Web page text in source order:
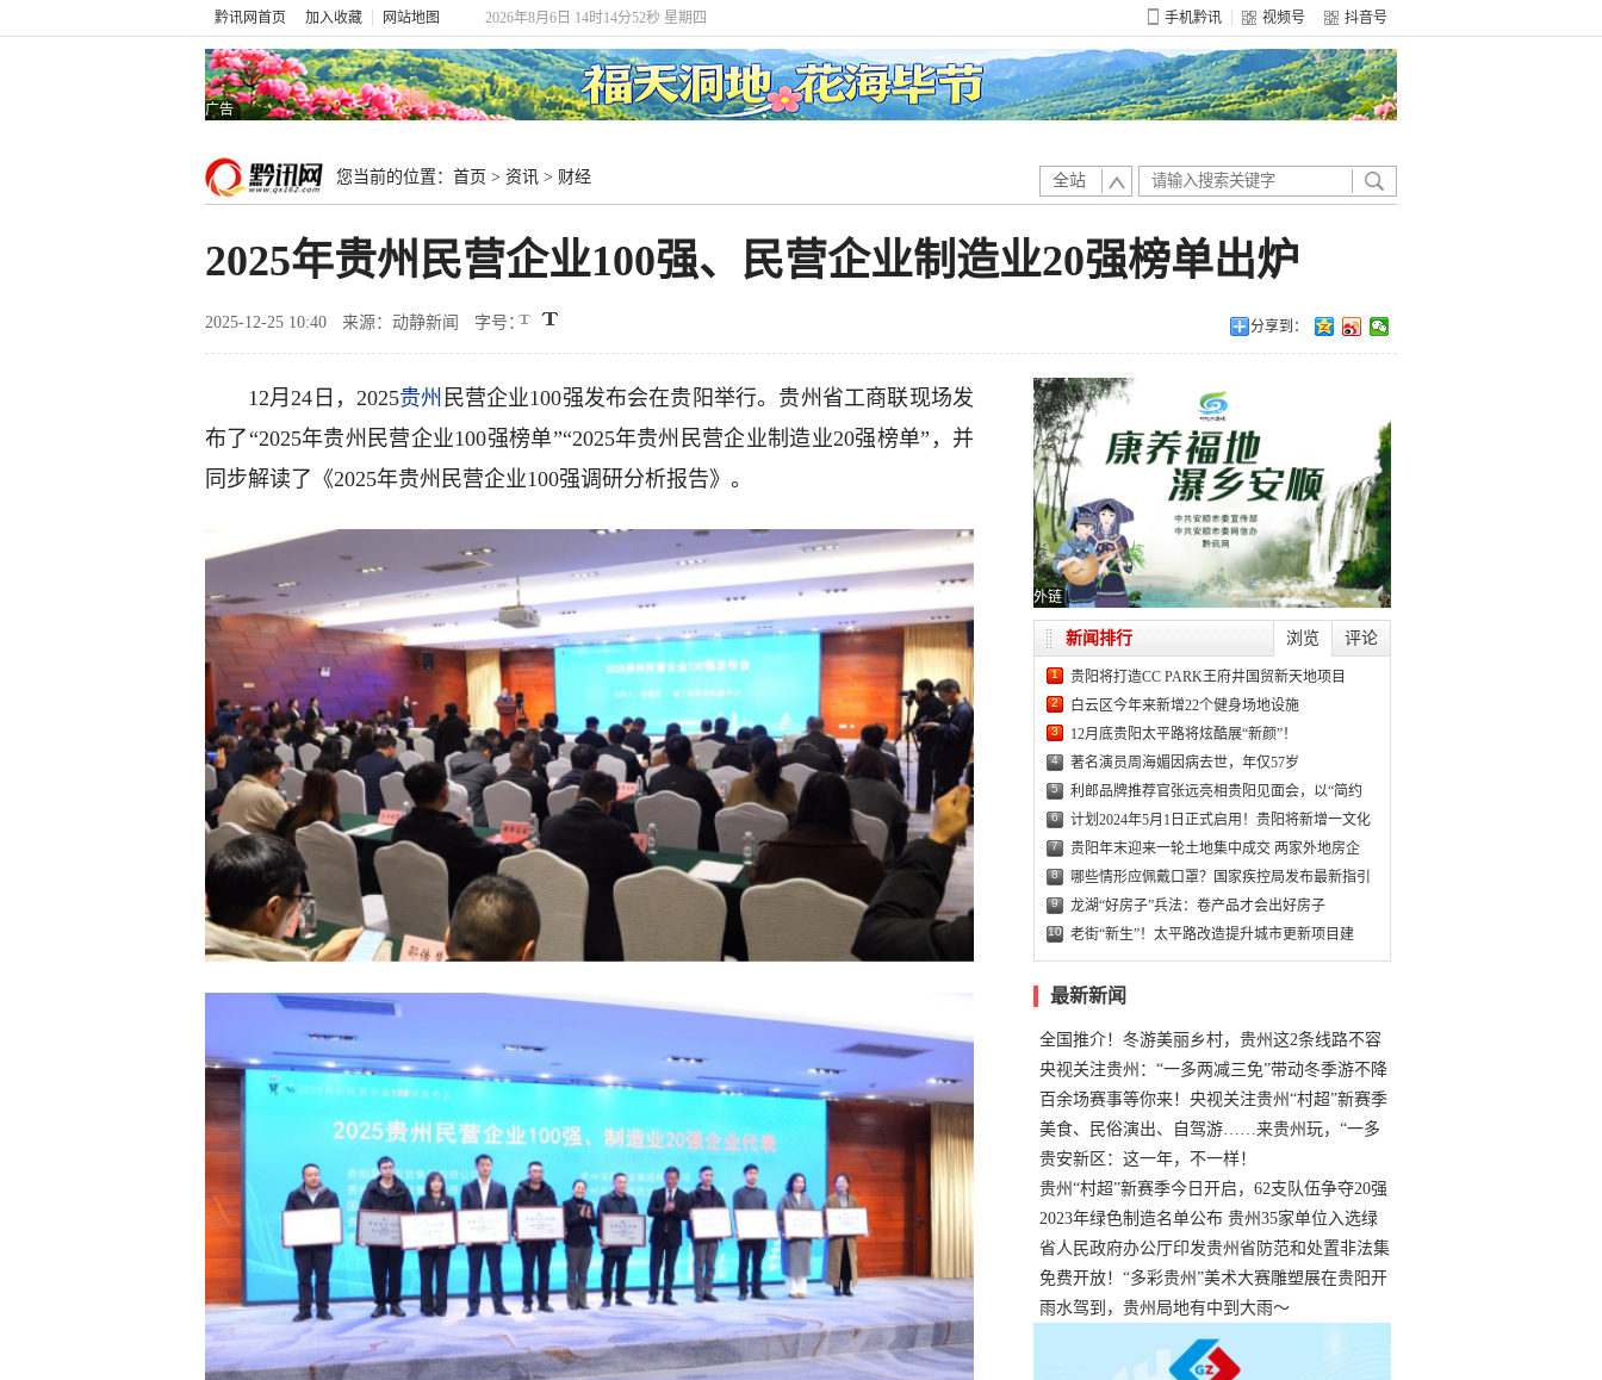
黔讯网首页 加入收藏 网站地图 2026年8月6日 14时14分54秒 星期四 手机黔讯 视频号 抖音号
广告
您当前的位置： 首页 > 资讯 > 财经 全站
2025年贵州民营企业100强、民营企业制造业20强榜单出炉
2025-12-25 10:40 来源：动静新闻 字号： 分享到：
12月24日，2025贵州 民营企业100强发布会在贵阳举行。贵州省工商联现场发
布了“2025年贵州民营企业100强榜单”“2025年贵州民营企业制造业20强榜单”，并
同步解读了《2025年贵州民营企业100强调研分析报告》。
外链
浏览 评论
新闻排行
1 贵阳将打造CC PARK王府井国贸新天地项目
2 白云区今年来新增22个健身场地设施
3 12月底贵阳太平路将炫酷展“新颜”！
4 著名演员周海媚因病去世，年仅57岁
5 利郎品牌推荐官张远亮相贵阳见面会，以“简约
6 计划2024年5月1日正式启用！贵阳将新增一文化
7 贵阳年末迎来一轮土地集中成交 两家外地房企
8 哪些情形应佩戴口罩？国家疾控局发布最新指引
9 龙湖“好房子”兵法：卷产品才会出好房子
10 老街“新生”！太平路改造提升城市更新项目建
最新新闻
全国推介！冬游美丽乡村，贵州这2条线路不容
错过
央视关注贵州：“一多两减三免”带动冬季游不降
温
百余场赛事等你来！央视关注贵州“村超”新赛季
正式“打响”
美食、民俗演出、自驾游……来贵州玩，“一多
两减三免”！
贵安新区：这一年，不一样！
贵州“村超”新赛季今日开启，62支队伍争夺20强
名额
2023年绿色制造名单公布 贵州35家单位入选绿
色工厂
省人民政府办公厅印发贵州省防范和处置非法集
资工作实施细则
免费开放！“多彩贵州”美术大赛雕塑展在贵阳开
展，持续至1月19日
雨水驾到，贵州局地有中到大雨～